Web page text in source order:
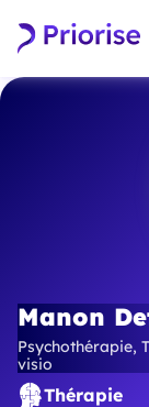
Manon
Psychothérapie,
visio
Thérapie